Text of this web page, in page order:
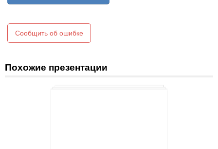
Сообщить об ошибке
Похожие презентации